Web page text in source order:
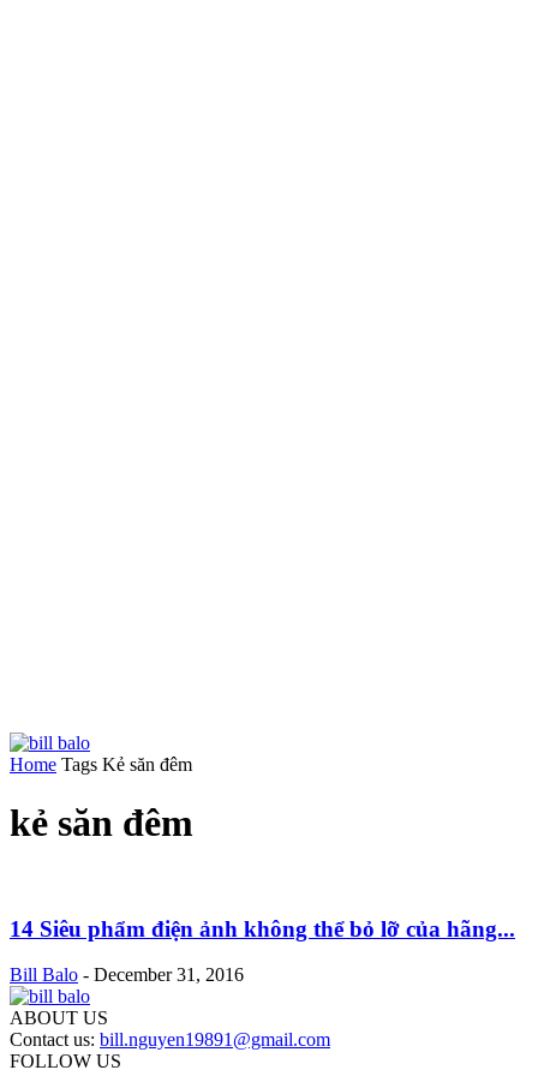
Home Tags Kẻ săn đêm
kẻ săn đêm
14 Siêu phẩm điện ảnh không thể bỏ lỡ của hãng...
Bill Balo - December 31, 2016
ABOUT US
Contact us: bill.nguyen19891@gmail.com
FOLLOW US